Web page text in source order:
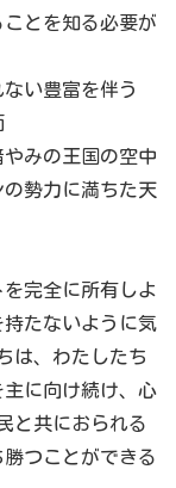
とを知る必要が
い豊富を伴う
みの王国の空中
勢力に満ちた天
完全に所有しよ
たないように気
は、わたしたち
に向け続け、心
と共におられる
つことができる